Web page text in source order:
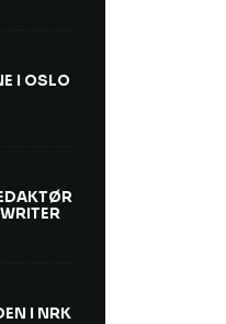
I OSLO
I NRK